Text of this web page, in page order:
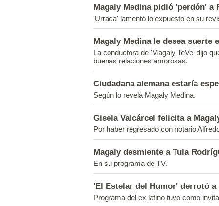
Magaly Medina pidió 'perdón' a
'Urraca' lamentó lo expuesto en su
Magaly Medina le desea suerte
La conductora de 'Magaly TeVe' dijo
buenas relaciones amorosas.
Ciudadana alemana estaría
Según lo revela Magaly Medina.
Gisela Valcárcel felicita a
Por haber regresado con notario
Magaly desmiente a Tula
En su programa de TV.
'El Estelar del Humor' derrotó
Programa del ex latino tuvo como